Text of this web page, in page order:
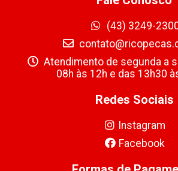
(43) 3249-
Atendimento de segunda a
08h às 12h e das 13h30
Redes Sociais
Instagram
Facebook